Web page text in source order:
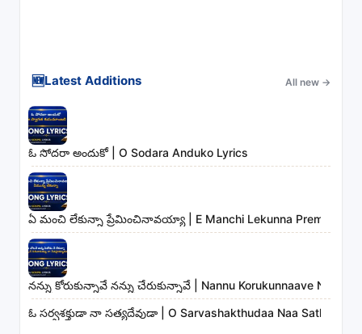
🆕Latest Additions All new →
ఓ సోదరా అందుకో | O Sodara Anduko Lyrics
ఏ మంచి లేకున్నా ప్రేమించినావయ్యా | E Manchi Lekunna
నన్ను కోరుకున్నావే నన్ను చేరుకున్నావే | Nannu Korukunnaave Nannu
ఓ సర్వశక్తుడా నా సత్యదేవుడా | O Sarvashakthudaa Naa